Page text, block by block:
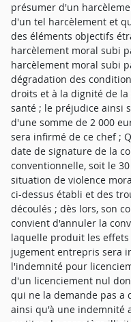
présumer d'un
d'un tel harcèlement et
des éléments objectifs
harcèlement moral subi
harcèlement moral subi
dégradation des
droits et à la dignité de
santé ; le préjudice ainsi
d'une somme de 2 000
sera infirmé de ce chef ;
date de signature de la
conventionnelle, soit le
situation de violence
ci-dessus établi et des
découlés ; dès lors, son
convient d'annuler la
laquelle produit les
jugement entrepris sera
l'indemnité pour
d'un licenciement nul
qui ne la demande pas
ainsi qu'à une indemnité